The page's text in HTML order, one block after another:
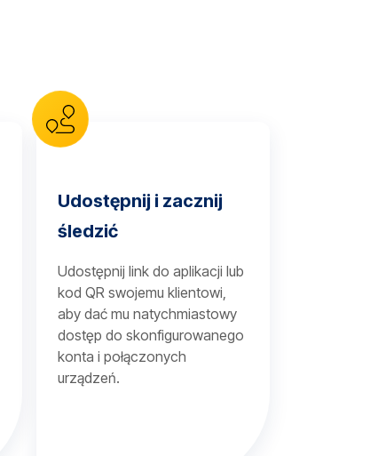
Udostępnij i zacznij
śledzić
Udostępnij link do aplikacji lub
kod QR swojemu klientowi,
aby dać mu natychmiastowy
dostęp do skonfigurowanego
konta i połączonych
urządzeń.